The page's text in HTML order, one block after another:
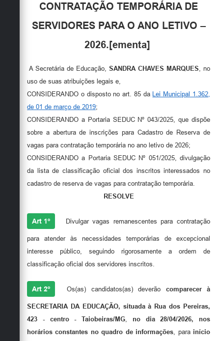
Serviços Online
Enquete
Telefones Úteis
Contato
Sala M. do Empreendedor
Secretarias
CONTRATAÇÃO TEMPORÁRIA DE
SERVIDORES PARA O ANO LETIVO –
2026.[ementa]
A Secretária de Educação, SANDRA CHAVES MARQUES, no
uso de suas atribuições legais e,
CONSIDERANDO o disposto no art. 85 da Lei Municipal 1.362,
de 01 de março de 2019;
CONSIDERANDO a Portaria SEDUC Nº 043/2025, que dispõe
sobre a abertura de inscrições para Cadastro de Reserva de
vagas para contratação temporária no ano letivo de 2026;
CONSIDERANDO a Portaria SEDUC Nº 051/2025, divulgação
da lista de classificação oficial dos inscritos interessados no
cadastro de reserva de vagas para contratação temporária.
RESOLVE
Art 1º Divulgar vagas remanescentes para contratação
para atender às necessidades temporárias de excepcional
interesse público, seguindo rigorosamente a ordem de
classificação oficial dos servidores inscritos.
Art 2º Os(as) candidatos(as) deverão comparecerà
SECRETARIA DA EDUCAÇÃO, situada à Rua dos Pereiras,
423 - centro - Taiobeiras/MG, no dia28/04/2026, nos
horários constantes noquadro de informações, para início